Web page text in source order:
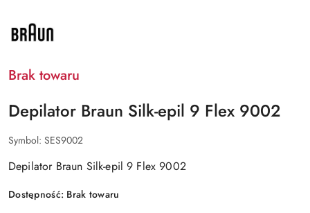
NAZWA
PRODUCENTA:
BRAUN
Brak towaru
Depilator Braun Silk-epil 9 Flex 9002
Symbol: SES9002
Depilator Braun Silk-epil 9 Flex 9002
Dostępność: Brak towaru